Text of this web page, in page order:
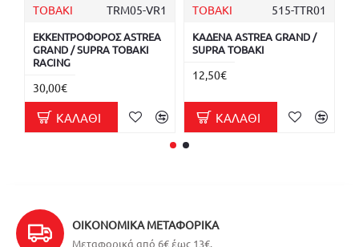
TOBAKI TRM05-VR1
ΕΚΚΕΝΤΡΟΦΟΡΟΣ ASTREA
GRAND / SUPRA TOBAKI
RACING
30,00€
ΚΑΛΆΘΙ
TOBAKI 515-TTR01
ΚΑΔΕΝΑ ASTREA GRAND /
SUPRA TOBAKI
12,50€
ΚΑΛΆΘΙ
ΟΙΚΟΝΟΜΙΚΆ ΜΕΤΑΦΟΡΙΚΆ
Μεταφορικά από 6€ έως 13€.